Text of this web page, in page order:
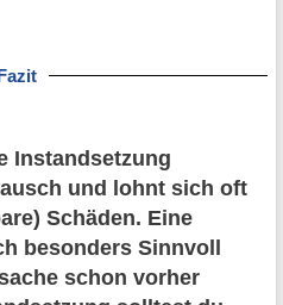
Fazit
Instandsetzung
und lohnt sich oft
Schäden. Eine
besonders Sinnvoll
schon vorher